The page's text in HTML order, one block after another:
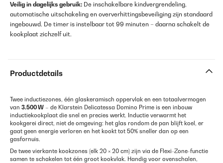
Veilig in dagelijks gebruik: De inschakelbare kindvergrendeling,
automatische uitschakeling en oververhittingsbeveiliging zijn standaard
ingebouwd. De timer is instelbaar tot 99 minuten – daarna schakelt de
kookplaat zichzelf uit.
Productdetails
Twee inductiezones, één glaskeramisch oppervlak en een totaalvermogen
van 3.500 W – de Klarstein Delicatessa Domino Prime is een inbouw
inductiekookplaat die snel en precies werkt. Inductie verwarmt het
kookgerei direct, niet de omgeving: het glas rondom de pan blijft koel, er
gaat geen energie verloren en het kookt tot 50% sneller dan op een
gasfornuis.
De twee vierkante kookzones (elk 20 × 20 cm) zijn via de Flexi-Zone-functie
samen te schakelen tot één groot kookvlak. Handig voor ovenschalen,